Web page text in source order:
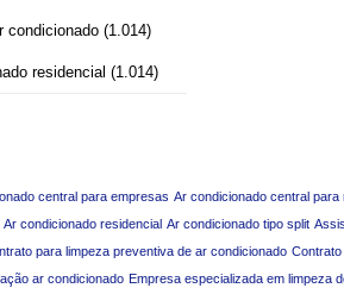
condicionado (1.014)
residencial (1.014)
central para empresas Ar condicionado central para
Ar condicionado residencial Ar condicionado tipo split
para limpeza preventiva de ar condicionado
ar condicionado Empresa especializada em limpeza